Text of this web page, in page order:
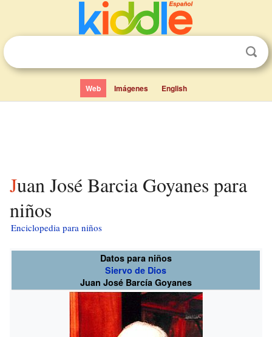
Web Imágenes English
Juan José Barcia Goyanes para
niños
Enciclopedia para niños
Datos para niños
Siervo de Dios
Juan José Barcía Goyanes